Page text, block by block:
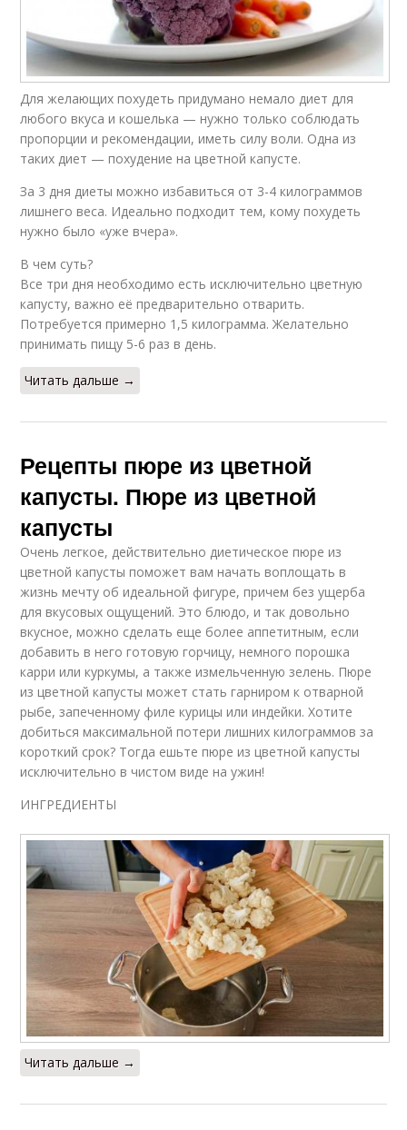
Для желающих похудеть придумано немало диет для
любого вкуса и кошелька — нужно только соблюдать
пропорции и рекомендации, иметь силу воли. Одна из
таких диет — похудение на цветной капусте.
За 3 дня диеты можно избавиться от 3-4 килограммов
лишнего веса. Идеально подходит тем, кому похудеть
нужно было «уже вчера».
В чем суть?
Все три дня необходимо есть исключительно цветную
капусту, важно её предварительно отварить.
Потребуется примерно 1,5 килограмма. Желательно
принимать пищу 5-6 раз в день.
Читать дальше →
Рецепты пюре из цветной
капусты. Пюре из цветной
капусты
Очень легкое, действительно диетическое пюре из
цветной капусты поможет вам начать воплощать в
жизнь мечту об идеальной фигуре, причем без ущерба
для вкусовых ощущений. Это блюдо, и так довольно
вкусное, можно сделать еще более аппетитным, если
добавить в него готовую горчицу, немного порошка
карри или куркумы, а также измельченную зелень. Пюре
из цветной капусты может стать гарниром к отварной
рыбе, запеченному филе курицы или индейки. Хотите
добиться максимальной потери лишних килограммов за
короткий срок? Тогда ешьте пюре из цветной капусты
исключительно в чистом виде на ужин!
ИНГРЕДИЕНТЫ
Читать дальше →